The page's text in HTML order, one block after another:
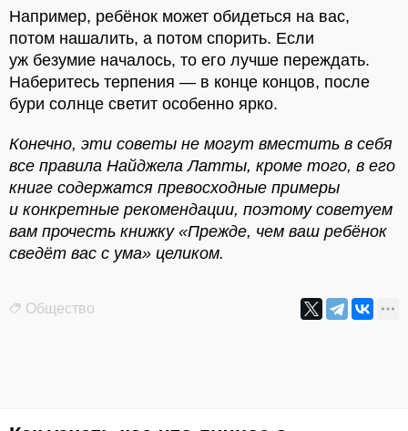
Например, ребёнок может обидеться на вас,
потом нашалить, а потом спорить. Если
уж безумие началось, то его лучше переждать.
Наберитесь терпения — в конце концов, после
бури солнце светит особенно ярко.
Конечно, эти советы не могут вместить в себя
все правила Найджела Латты, кроме того, в его
книге содержатся превосходные примеры
и конкретные рекомендации, поэтому советуем
вам прочесть книжку «Прежде, чем ваш ребёнок
сведёт вас с ума» целиком.
Общество